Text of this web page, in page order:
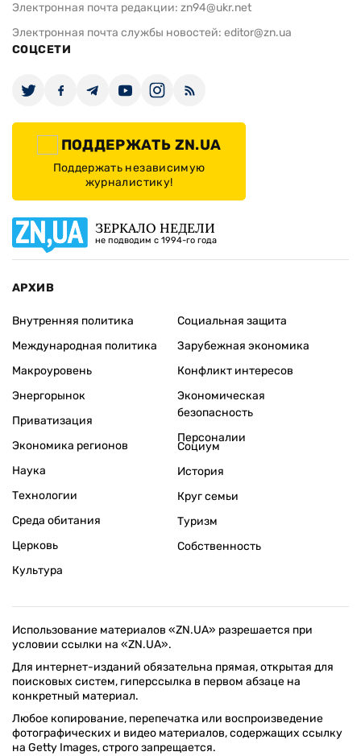
Электронная почта редакции: zn94@ukr.net
Электронная почта службы новостей: editor@zn.ua
СОЦСЕТИ
ПОДДЕРЖАТЬ ZN.UA
Поддержать независимую
журналистику!
ЗЕРКАЛО НЕДЕЛИ
не подводим с 1994-го года
АРХИВ
Внутренняя политика
Международная политика
Макроуровень
Энергорынок
Приватизация
Экономика регионов
Социальная защита
Зарубежная экономика
Конфликт интересов
Экономическая
безопасность
Персоналии
Наука
Технологии
Среда обитания
Церковь
Культура
Социум
История
Круг семьи
Туризм
Собственность
Использование материалов «ZN.UA» разрешается при
условии ссылки на «ZN.UA».
Для интернет-изданий обязательна прямая, открытая для
поисковых систем, гиперссылка в первом абзаце на
конкретный материал.
Любое копирование, перепечатка или воспроизведение
фотографических и видео материалов, содержащих ссылку
на Getty Images, строго запрещается.